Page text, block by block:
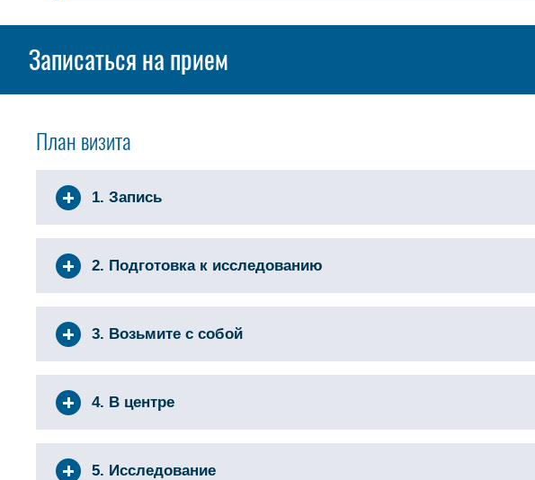
Записаться на прием
План визита
1. Запись
2. Подготовка к исследованию
3. Возьмите с собой
4. В центре
5. Исследование